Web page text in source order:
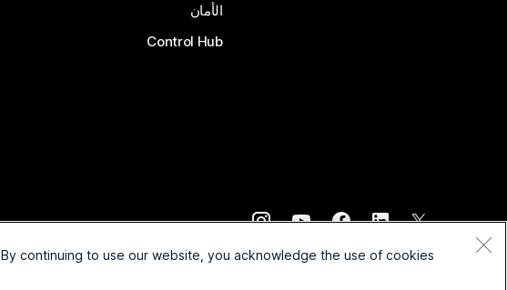
الأمان
Control Hub
2026Cisco و/أو الشركات التابعة لها. جميع الحقوق محفوظة.
By continuing to use our website, you acknowledge the use of cookies.